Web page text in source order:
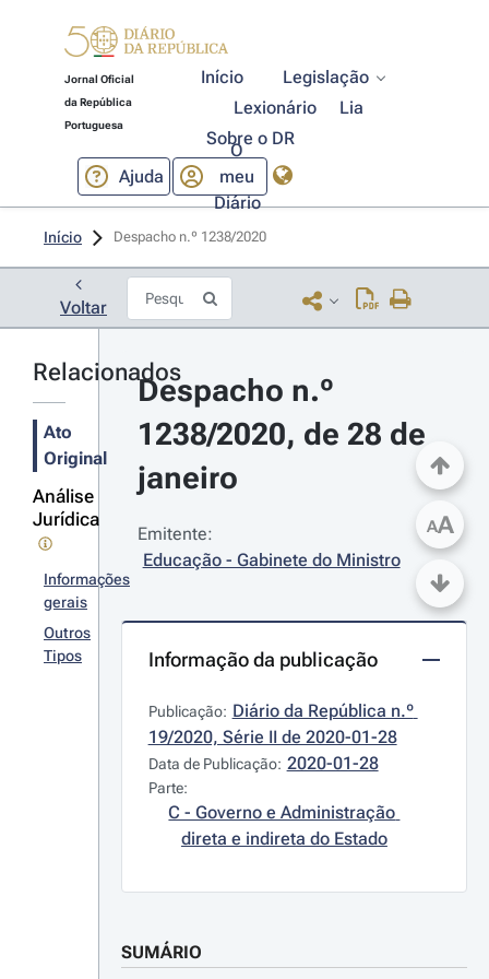
Jornal Oficial
da República
Portuguesa
Início
Legislação
Lexionário
Lia
Sobre o DR
Ajuda
O
meu
Diário
Início Despacho n.º 1238/2020
Voltar
Relacionados
Ato
Original
Análise
Jurídica
Informações
gerais
Outros
Tipos
Despacho n.º
1238/2020, de 28 de
janeiro
Emitente:
Educação - Gabinete do Ministro
Informação da publicação
Publicação: Diário da República n.º
19/2020, Série II de 2020-01-28
Data de Publicação: 2020-01-28
Parte:
C - Governo e Administração
direta e indireta do Estado
SUMÁRIO
AA